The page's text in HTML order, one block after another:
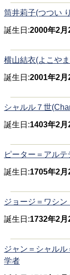
筒井莉子(つつい
誕生日:2000年2
横山結衣(よこや
誕生日:2001年2
シャルル７世
誕生日:1403年2
ピーター＝アル
誕生日:1705年2
ジョージ＝ワシ
誕生日:1732年2
ジャン＝シャル
学者